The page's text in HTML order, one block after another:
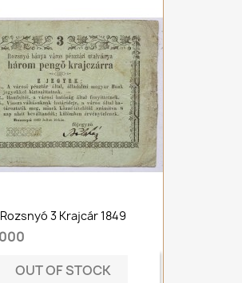
Rozsnyó 3 Krajcár 1849
OUT OF STOCK